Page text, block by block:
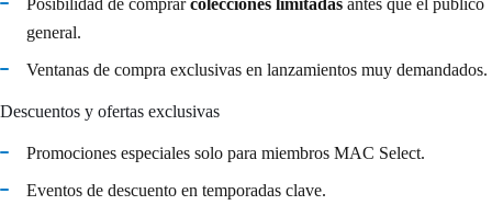
general.
Ventanas de compra exclusivas en lanzamientos muy demandados.
Descuentos y ofertas exclusivas
Promociones especiales solo para miembros MAC Select.
Eventos de descuento en temporadas clave.